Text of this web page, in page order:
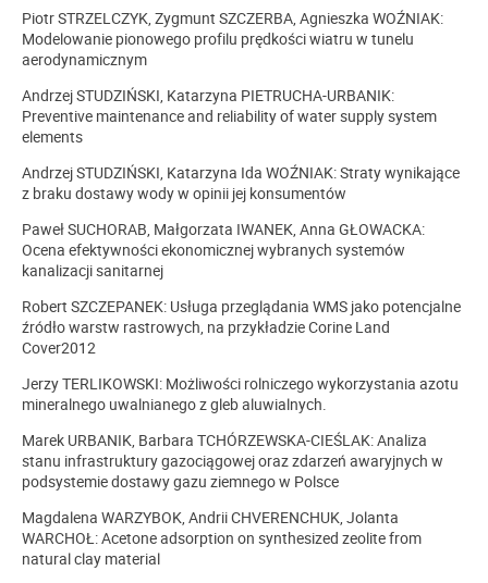
Piotr STRZELCZYK, Zygmunt SZCZERBA, Agnieszka WOŹNIAK:
Modelowanie pionowego profilu prędkości wiatru w tunelu
aerodynamicznym
Andrzej STUDZIŃSKI, Katarzyna PIETRUCHA-URBANIK:
Preventive maintenance and reliability of water supply system
elements
Andrzej STUDZIŃSKI, Katarzyna Ida WOŹNIAK: Straty wynikające
z braku dostawy wody w opinii jej konsumentów
Paweł SUCHORAB, Małgorzata IWANEK, Anna GŁOWACKA:
Ocena efektywności ekonomicznej wybranych systemów
kanalizacji sanitarnej
Robert SZCZEPANEK: Usługa przeglądania WMS jako potencjalne
źródło warstw rastrowych, na przykładzie Corine Land
Cover2012
Jerzy TERLIKOWSKI: Możliwości rolniczego wykorzystania azotu
mineralnego uwalnianego z gleb aluwialnych.
Marek URBANIK, Barbara TCHÓRZEWSKA-CIEŚLAK: Analiza
stanu infrastruktury gazociągowej oraz zdarzeń awaryjnych w
podsystemie dostawy gazu ziemnego w Polsce
Magdalena WARZYBOK, Andrii CHVERENCHUK, Jolanta
WARCHOŁ: Acetone adsorption on synthesized zeolite from
natural clay material